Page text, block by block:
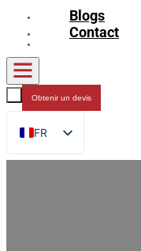
Blogs
Contact
Obtenir un devis
FR
EN